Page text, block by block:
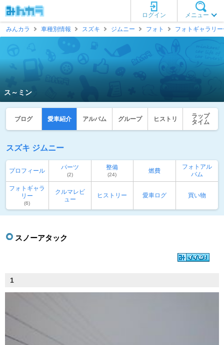
メニュー
ログイン
みんカラ
車種別情報 スズキ ジムニー フォト フォトギャラリ
ス～ミン
ブログ 愛車紹介 アルバム グループ ヒストリ
ラップ
タイム
スズキ ジムニー
プロフィール パーツ
(2)
整備
(24)
燃費
フォトアル
バム
フォトギャラ
リー
(6)
クルマレビ
ュー
ヒストリー 愛車ログ 買い物
スノーアタック
1